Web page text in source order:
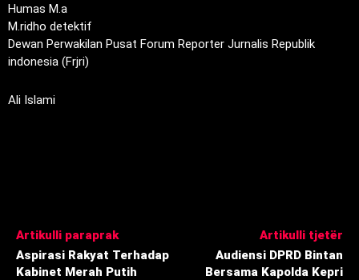
Humas M.a
M.ridho detektif
Dewan Perwakilan Pusat Forum Reporter Jurnalis Republik
indonesia (Frjri)
Ali Islami
Artikulli paraprak
Aspirasi Rakyat Terhadap
Kabinet Merah Putih
Artikulli tjetër
Audiensi DPRD Bintan
Bersama Kapolda Kepri